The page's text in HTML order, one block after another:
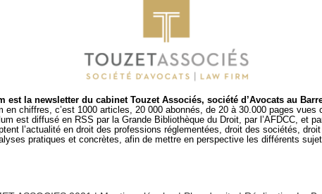
est la newsletter du cabinet Touzet Associés, société d’Avocats au
en chiffres, c’est 1000 articles, 20 000 abonnés, de 20 à 30.000 pages vues
est diffusé en RSS par la Grande Bibliothèque du Droit, par l’AFDCC, et
l’actualité en droit des professions réglementées, droit des sociétés,
pratiques et concrètes, afin de mettre en perspective les différents